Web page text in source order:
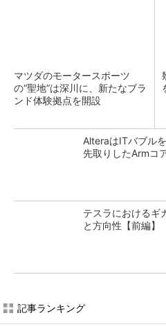
マツダのモータースポーツ
の“聖地”は深川に、新たなブラ
ンド体験拠点を開設
AlteraはITバブル
先取りしたArmコ
テスラにおけるギ
と方向性【前編】
記事ランキング